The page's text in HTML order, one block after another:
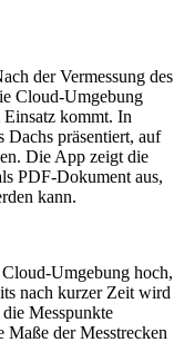
der Vermessung des
Cloud-Umgebung
kommt. In
präsentiert, auf
Die App zeigt die
PDF-Dokument aus,
kann.
Umgebung hoch,
nach kurzer Zeit wird
Messpunkte
der Messtrecken